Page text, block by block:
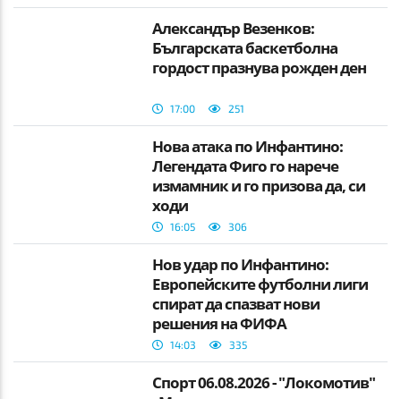
Александър Везенков:
Българската баскетболна
гордост празнува рожден ден
17:00 251
Нова атака по Инфантино:
Легендата Фиго го нарече
измамник и го призова да, си
ходи
16:05 306
Нов удар по Инфантино:
Европейските футболни лиги
спират да спазват нови
решения на ФИФА
14:03 335
Спорт 06.08.2026 - "Локомотив"